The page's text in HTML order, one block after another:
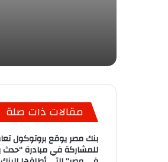
مقالات ذات صلة
بنك مصر يوقع بروتوكول
للمشاركة في مبادرة “حدث